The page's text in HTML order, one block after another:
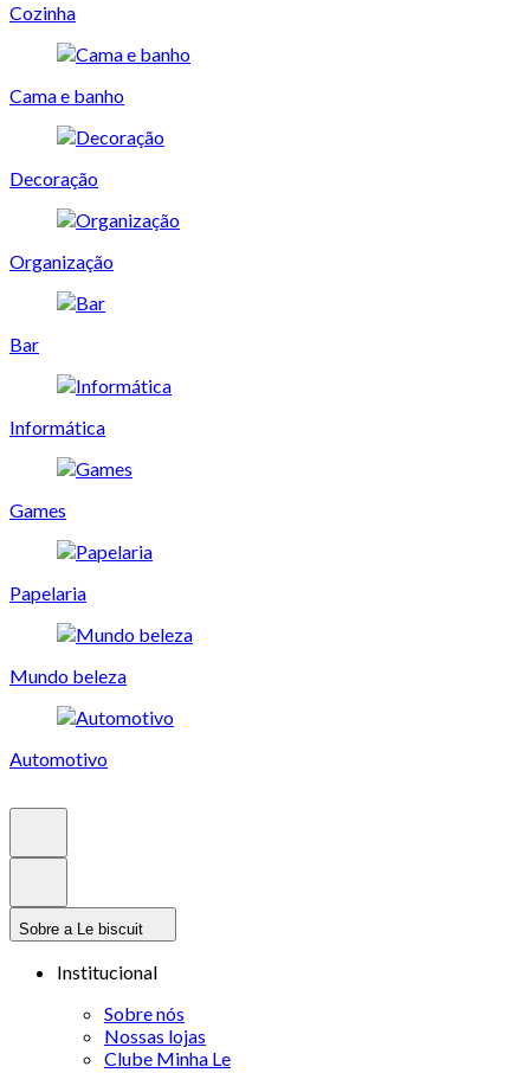
Cozinha
Cama e banho
Decoração
Organização
Bar
Informática
Games
Papelaria
Mundo beleza
Automotivo
Sobre a Le biscuit
Institucional
Sobre nós
Nossas lojas
Clube Minha Le